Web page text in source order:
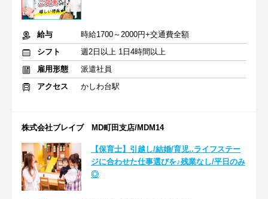
給与
時給1700～2000円+交通費全額
シフト
週2日以上 1日4時間以上
雇用形態
派遣社員
アクセス
かしわ台駅
株式会社ブレイブ MD町田支店/MDM14
【保育士】引越し/結婚/育児..ライフステー
ジに合わせた仕事選びを♪残業なし/平日のみ
◎